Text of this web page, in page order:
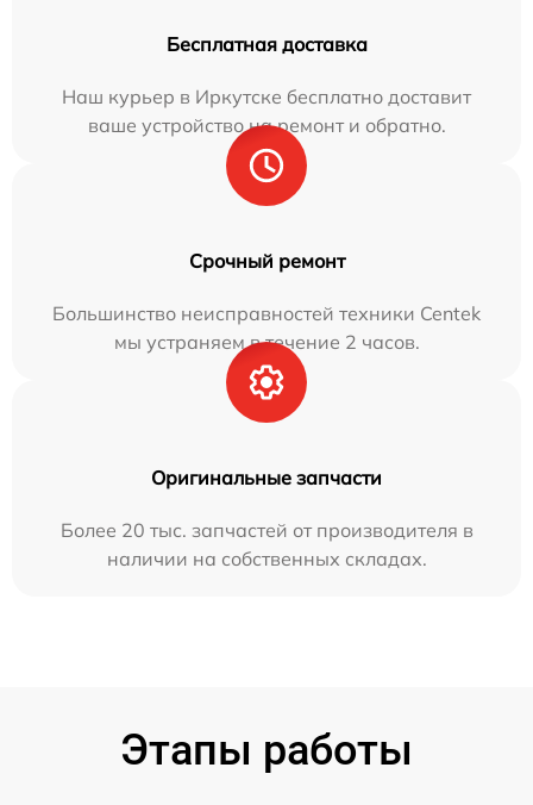
Бесплатная доставка
Наш курьер в Иркутске бесплатно доставит
ваше устройство на ремонт и обратно.
Срочный ремонт
Большинство неисправностей техники Centek
мы устраняем в течение 2 часов.
Оригинальные запчасти
Более 20 тыс. запчастей от производителя в
наличии на собственных складах.
Этапы работы